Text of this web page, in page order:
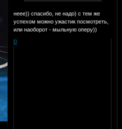
неее)) спасибо, не надо) с тем же
успехом можно ужастик посмотреть,
или наоборот - мыльную оперу))
0